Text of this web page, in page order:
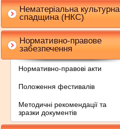
Нематеріальна культурна
спадщина (НКС)
Нормативно-правове
забезпечення
Нормативно-правові акти
Положення фестивалів
Методичні рекомендації та
зразки документів